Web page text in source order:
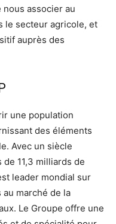
associer au
le secteur agricole, et
auprès des
une population
des éléments
Avec un siècle
de 11,3 milliards de
leader mondial sur
marché de la
Le Groupe offre une